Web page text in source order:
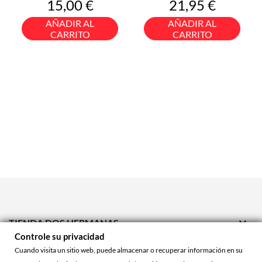
Precio
15,00 €
AÑADIR AL
CARRITO
Precio
21,95 €
AÑADIR AL
CARRITO
TIENDA DOS HERMANAS 
TIENDA ONLINE 
Controle su privacidad
Cuando visita un sitio web, puede almacenar o recuperar información en su